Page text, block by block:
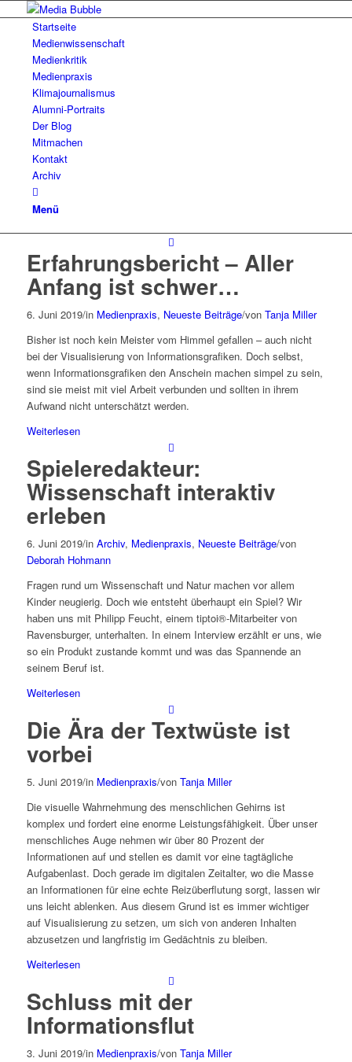
Startseite
Medienwissenschaft
Medienkritik
Medienpraxis
Klimajournalismus
Alumni-Portraits
Der Blog
Mitmachen
Kontakt
Archiv
Menü
Erfahrungsbericht – Aller
Anfang ist schwer…
6. Juni 2019/in Medienpraxis, Neueste Beiträge/von Tanja Miller
Bisher ist noch kein Meister vom Himmel gefallen – auch nicht
bei der Visualisierung von Informationsgrafiken. Doch selbst,
wenn Informationsgrafiken den Anschein machen simpel zu sein,
sind sie meist mit viel Arbeit verbunden und sollten in ihrem
Aufwand nicht unterschätzt werden.
Weiterlesen
Spieleredakteur:
Wissenschaft interaktiv
erleben
6. Juni 2019/in Archiv, Medienpraxis, Neueste Beiträge/von
Deborah Hohmann
Fragen rund um Wissenschaft und Natur machen vor allem
Kinder neugierig. Doch wie entsteht überhaupt ein Spiel? Wir
haben uns mit Philipp Feucht, einem tiptoi®-Mitarbeiter von
Ravensburger, unterhalten. In einem Interview erzählt er uns, wie
so ein Produkt zustande kommt und was das Spannende an
seinem Beruf ist.
Weiterlesen
Die Ära der Textwüste ist
vorbei
5. Juni 2019/in Medienpraxis/von Tanja Miller
Die visuelle Wahrnehmung des menschlichen Gehirns ist
komplex und fordert eine enorme Leistungsfähigkeit. Über unser
menschliches Auge nehmen wir über 80 Prozent der
Informationen auf und stellen es damit vor eine tagtägliche
Aufgabenlast. Doch gerade im digitalen Zeitalter, wo die Masse
an Informationen für eine echte Reizüberflutung sorgt, lassen wir
uns leicht ablenken. Aus diesem Grund ist es immer wichtiger
auf Visualisierung zu setzen, um sich von anderen Inhalten
abzusetzen und langfristig im Gedächtnis zu bleiben.
Weiterlesen
Schluss mit der
Informationsflut
3. Juni 2019/in Medienpraxis/von Tanja Miller